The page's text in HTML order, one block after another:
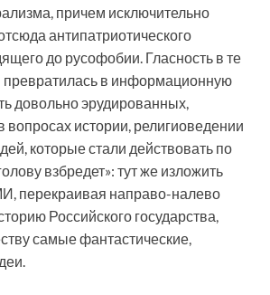
причем исключительно
антипатриотического
до русофобии. Гласность в те
превратилась в информационную
довольно эрудированных,
вопросах истории, религиоведении
которые стали действовать по
взбредет»: тут же изложить
перекраивая направо-налево
Российского государства,
самые фантастические,